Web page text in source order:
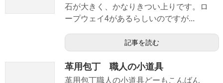
石が大きく、かなりきつい上りです。ロ
ープウェイ4があるらしいのですが...
記事を読む
革用包丁 職人の小道具
革用包丁職人の小道具どーもこんばん